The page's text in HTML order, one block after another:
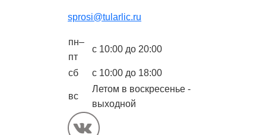
sprosi@tularlic.ru
пн–
пт
с 10:00 до 20:00
сб с 10:00 до 18:00
вс
Летом в воскресенье -
выходной